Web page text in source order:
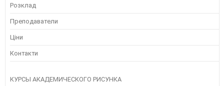
Розклад
Преподаватели
Ціни
Контакти
КУРСЫ АКАДЕМИЧЕСКОГО РИСУНКА